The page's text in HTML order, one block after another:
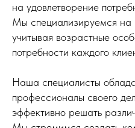
на удовлетворение
Мы специализируемся на
учитывая возрастные
потребности каждого
Наша специалисты
профессионалы своего
эффективно решать